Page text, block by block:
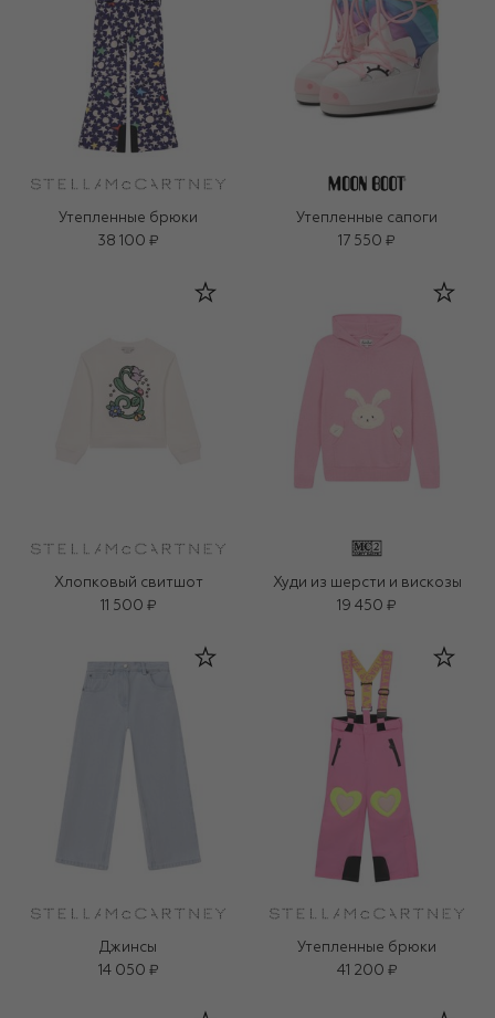
Утепленные брюки
38 100 ₽
Утепленные сапоги
17 550 ₽
Хлопковый свитшот
11 500 ₽
Худи из шерсти и вискозы
19 450 ₽
Джинсы
14 050 ₽
Утепленные брюки
41 200 ₽